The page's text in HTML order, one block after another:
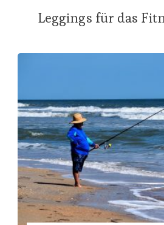
Leggings für das